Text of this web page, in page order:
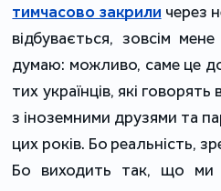
тимчасово закрили через
відбувається, зовсім
думаю: можливо, саме це
тих українців, які говорять
з іноземними друзями та
цих років. Бо реальність,
Бо виходить так, що ми